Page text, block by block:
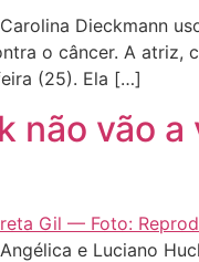
Dieckmann
o câncer. A atriz,
(25). Ela […]
não vão a
e Luciano